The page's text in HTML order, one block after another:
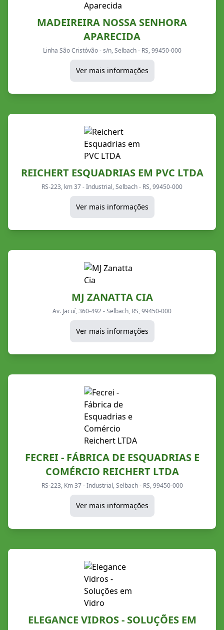
MADEIREIRA NOSSA SENHORA
APARECIDA
Linha São Cristóvão - s/n, Selbach - RS, 99450-000
Ver mais informações
REICHERT ESQUADRIAS EM PVC LTDA
RS-223, km 37 - Industrial, Selbach - RS, 99450-000
Ver mais informações
MJ ZANATTA CIA
Av. Jacuí, 360-492 - Selbach, RS, 99450-000
Ver mais informações
FECREI - FÁBRICA DE ESQUADRIAS E
COMÉRCIO REICHERT LTDA
RS-223, Km 37 - Industrial, Selbach - RS, 99450-000
Ver mais informações
ELEGANCE VIDROS - SOLUÇÕES EM